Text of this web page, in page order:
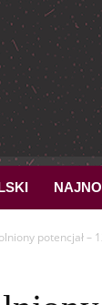
potencjał